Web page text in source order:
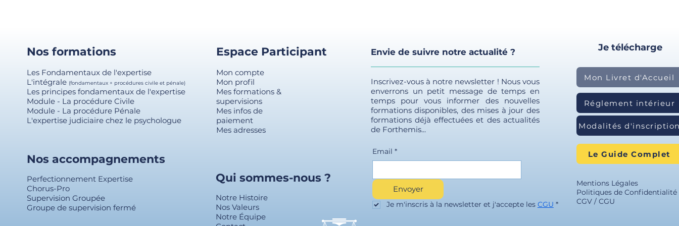
Quizz chapitres 2 et 3
Quelques définitions
La nomenclature
Les barèmes
La conduite de l’expertise
Le rapport d’expertise
Chapitre 5 : Zoom sur les expertises familiales
B.
L’expertise des parents
L’expertise familiale
Nos formations
Les Fondamentaux de l'expertise
L'intégrale (fondamentaux + procédures civile et pénale)
Les principes fondamentaux de l'expertise
Module - La procédure Civile
Module - La procédure Pénale
L'expertise judiciaire chez le psychologue
Nos accompagnements
Perfectionnement Expertise
Chorus-Pro
Supervision Groupée
Groupe de supervision fermé
Espace Participant
Mon compte
Mon profil
Mes formations &
supervisions
Mes infos de
paiement
Mes adresses
Qui sommes-nous ?
Notre Histoire
Nos Valeurs
Notre Équipe
Envie de suivre notre actualité ?
Inscrivez-vous à notre newsletter ! Nous vous
enverrons un petit message de temps en
temps pour vous informer des nouvelles
formations disponibles, des mises à jour des
formations déjà effectuées et des actualités
de Forthemis...
Email *
Envoyer
Je m'inscris à la newsletter et j'accepte les CGU *
Je télécharge
Mon Livret d'Accueil
Réglement intérieur
Modalités
Le Guide Complet
Mentions Légales
Politiques de Confidentialité
CGV / CGU